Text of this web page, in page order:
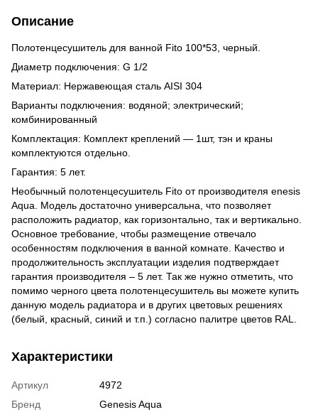
Описание
Полотенцесушитель для ванной Fito 100*53, черный.
Диаметр подключения: G 1/2
Материал: Нержавеющая сталь AISI 304
Варианты подключения: водяной; электрический;
комбинированный
Комплектация: Комплект креплений — 1шт, тэн и краны
комплектуются отдельно.
Гарантия: 5 лет.
Необычный полотенцесушитель Fito от производителя enesis
Aqua. Модель достаточно универсальна, что позволяет
расположить радиатор, как горизонтально, так и вертикально.
Основное требование, чтобы размещение отвечало
особенностям подключения в ванной комнате. Качество и
продолжительность эксплуатации изделия подтверждает
гарантия производителя – 5 лет. Так же нужно отметить, что
помимо черного цвета полотенцесушитель вы можете купить
данную модель радиатора и в других цветовых решениях
(белый, красный, синий и т.п.) согласно палитре цветов RAL.
Характеристики
Артикул
4972
Бренд
Genesis Aqua